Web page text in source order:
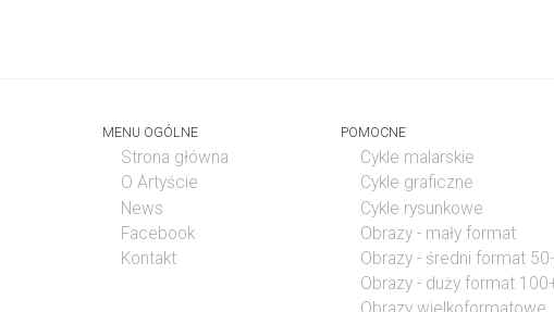
MENU OGÓLNE
Strona główna
O Artyście
News
Facebook
Kontakt
POMOCNE
Cykle malarskie
Cykle graficzne
Cykle rysunkowe
Obrazy - mały format
Obrazy - średni format
Obrazy - duży format